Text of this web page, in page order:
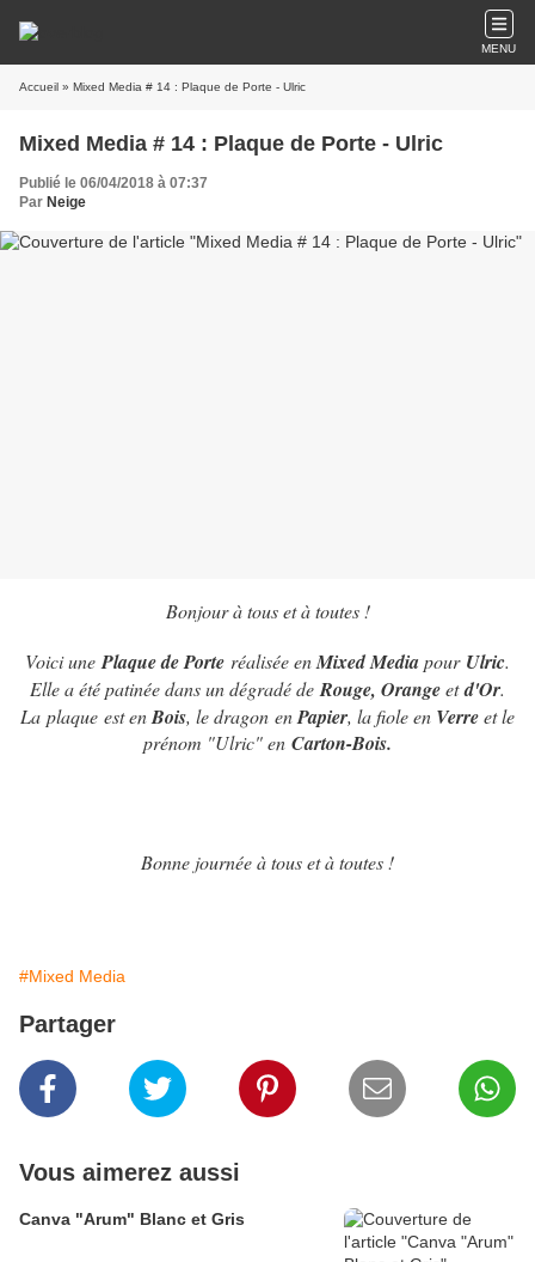
MENU
Accueil » Mixed Media # 14 : Plaque de Porte - Ulric
Mixed Media # 14 : Plaque de Porte - Ulric
Publié le 06/04/2018 à 07:37
Par Neige
Bonjour à tous et à toutes !
Voici une Plaque de Porte réalisée enMixed MediapourUlric.
Elle a été patinée dans un dégradé de Rouge, Orangeetd'Or.
La plaque est enBois, le dragon enPapier, la fiole en Verreet le
prénom "Ulric" en Carton-Bois.
Bonne journée à tous et à toutes !
#Mixed Media
Partager
Vous aimerez aussi
Canva "Arum" Blanc et Gris